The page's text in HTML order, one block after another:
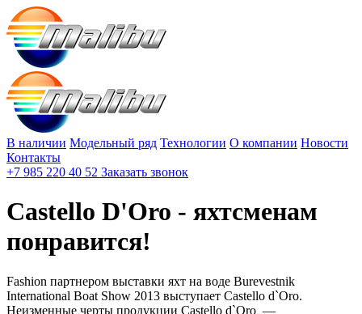
В наличии Модельный ряд Технологии О компании Новости
Контакты
+7 985 220 40 52 Заказать звонок
Castello D'Oro - яхтсменам
понравится!
Fashion партнером выставки яхт на воде Burevestnik
International Boat Show 2013 выступает Castello d`Oro.
Неизменные черты продукции Castello d`Oro —